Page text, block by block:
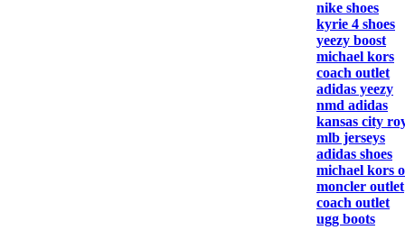
nike shoes
kyrie 4 shoes
yeezy boost
michael kors
coach outlet
adidas yeezy
nmd adidas
kansas city
mlb jerseys
adidas shoes
michael kors
moncler outlet
coach outlet
ugg boots